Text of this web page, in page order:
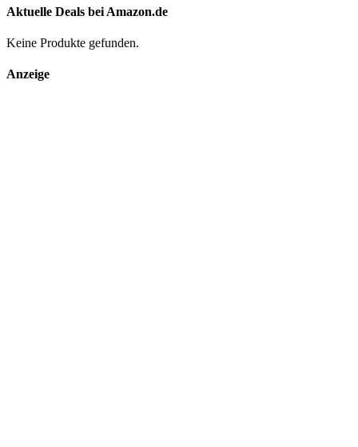
Aktuelle Deals bei Amazon.de
Keine Produkte gefunden.
Anzeige